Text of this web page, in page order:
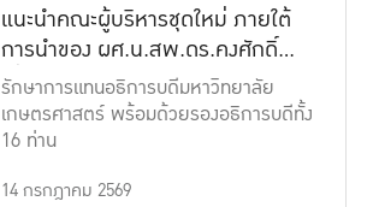
แนะนำคณะผู้บริหารชุดใหม่ ภายใต้
การนำของ ผศ.น.สพ.ดร.คงศักดิ์
เที่ยงธรรม
รักษาการแทนอธิการบดีมหาวิทยาลัย
เกษตรศาสตร์ พร้อมด้วยรองอธิการบดีทั้ง
16 ท่าน
14 กรกฎาคม 2569